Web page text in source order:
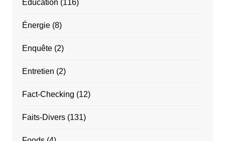
Education (116)
Énergie(8)
Enquête(2)
Entretien (2)
Fact-Checking (12)
Faits-Divers(131)